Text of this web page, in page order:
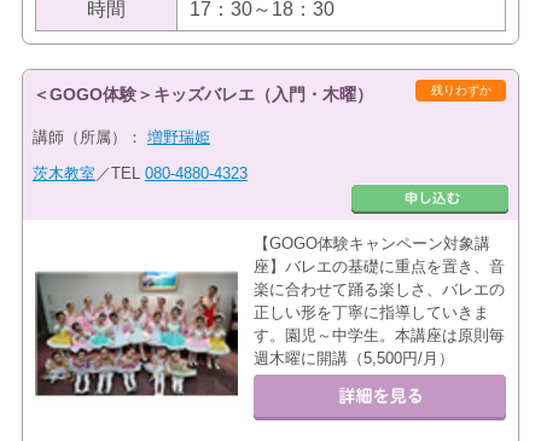
時間 17：30～18：30
残りわずか
＜GOGO体験＞キッズバレエ（入門・木曜）
講師（所属）： 増野瑞姫
茨木教室 ／TEL 080-4880-4323
【GOGO体験キャンペーン対象講
座】バレエの基礎に重点を置き、音
楽に合わせて踊る楽しさ、バレエの
正しい形を丁寧に指導していきま
す。園児～中学生。本講座は原則毎
週木曜に開講（5,500円/月）